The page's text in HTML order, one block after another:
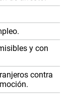
y con
contra